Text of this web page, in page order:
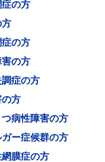
の方
の方
の方
症の方
方
病性障害の方
ー症候群の方
膜症の方